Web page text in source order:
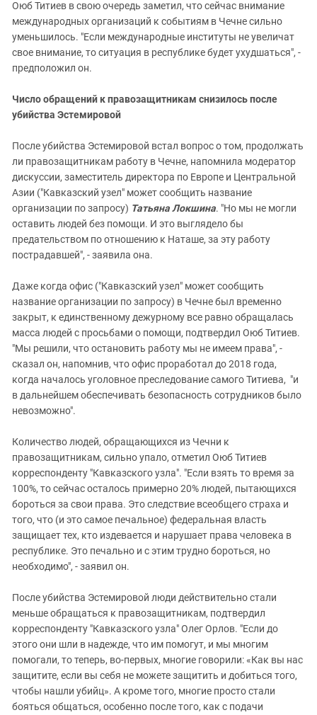
Оюб Титиев в свою очередь заметил, что сейчас внимание
международных организаций к событиям в Чечне сильно
уменьшилось. "Если международные институты не увеличат
свое внимание, то ситуация в республике будет ухудшаться", -
предположил он.
Число обращений к правозащитникам снизилось после
убийства Эстемировой
После убийства Эстемировой встал вопрос о том, продолжать
ли правозащитникам работу в Чечне, напомнила модератор
дискуссии, заместитель директора по Европе и Центральной
Азии ("Кавказский узел" может сообщить название
организации по запросу) Татьяна Локшина. "Но мы не могли
оставить людей без помощи. И это выглядело бы
предательством по отношению к Наташе, за эту работу
пострадавшей", - заявила она.
Даже когда офис ("Кавказский узел" может сообщить
название организации по запросу) в Чечне был временно
закрыт, к единственному дежурному все равно обращалась
масса людей с просьбами о помощи, подтвердил Оюб Титиев.
"Мы решили, что остановить работу мы не имеем права", -
сказал он, напомнив, что офис проработал до 2018 года,
когда началось уголовное преследование самого Титиева, "и
в дальнейшем обеспечивать безопасность сотрудников было
невозможно".
Количество людей, обращающихся из Чечни к
правозащитникам, сильно упало, отметил Оюб Титиев
корреспонденту "Кавказского узла". "Если взять то время за
100%, то сейчас осталось примерно 20% людей, пытающихся
бороться за свои права. Это следствие всеобщего страха и
того, что (и это самое печальное) федеральная власть
защищает тех, кто издевается и нарушает права человека в
республике. Это печально и с этим трудно бороться, но
необходимо", - заявил он.
После убийства Эстемировой люди действительно стали
меньше обращаться к правозащитникам, подтвердил
корреспонденту "Кавказского узла" Олег Орлов. "Если до
этого они шли в надежде, что им помогут, и мы многим
помогали, то теперь, во-первых, многие говорили: «Как вы нас
защитите, если вы себя не можете защитить и добиться того,
чтобы нашли убийц». А кроме того, многие просто стали
бояться общаться, особенно после того, как с подачи